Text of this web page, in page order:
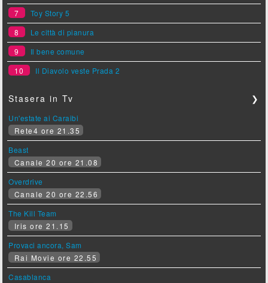
7
Toy Story 5
8
Le città di pianura
9
Il bene comune
10
Il Diavolo veste Prada 2
Stasera in Tv ❯
Un'estate ai Caraibi
Rete4 ore 21.35
Beast
Canale 20 ore 21.08
Overdrive
Canale 20 ore 22.56
The Kill Team
Iris ore 21.15
Provaci ancora, Sam
Rai Movie ore 22.55
Casablanca